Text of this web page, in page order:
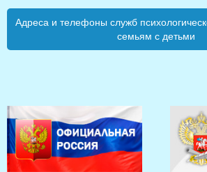
Адреса и телефоны служб
семьям с детьми